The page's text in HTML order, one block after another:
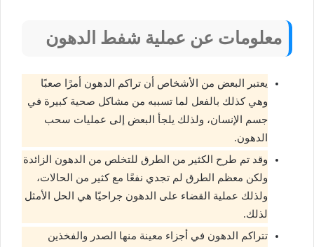
معلومات عن عملية شفط الدهون
يعتبر البعض من الأشخاص أن تراكم الدهون أمرًا صعبًا
وهي كذلك بالفعل لما تسببه من مشاكل صحية كبيرة في
جسم الإنسان، ولذلك يلجأ البعض إلى عمليات سحب
الدهون.
وقد تم طرح الكثير من الطرق للتخلص من الدهون الزائدة
ولكن معظم الطرق لم تجدي نفعًا مع كثير من الحالات،
ولذلك عملية القضاء على الدهون جراحيًا هي الحل الأمثل
لذلك.
تتراكم الدهون في أجزاء معينة منها الصدر والفخذين